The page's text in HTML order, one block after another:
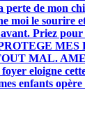
perte de mon
moi le sourire
Priez
MAL.
eloigne
enfants